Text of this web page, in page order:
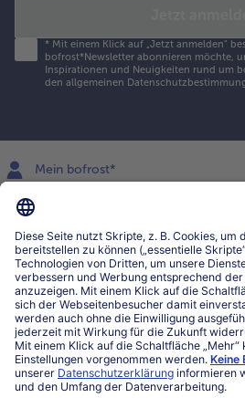
* Mit einem Klick auf „Jetzt anmelden"
bofrost*Newsletter abonnieren möchte,
Inspirationen und Neuigkeiten rund um
den allgemeinen
Mein bofrost*
www.bofrost.lu
027863232
Mo-Fr. von 7 bis 20 Uhr
Service
Über bofrost*